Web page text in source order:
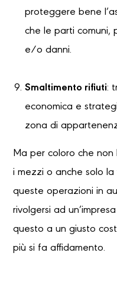
proteggere bene
che le parti comuni,
e/o danni.
Smaltimento rifiuti:
economica e
zona di
Ma per coloro che non
i mezzi o anche solo
queste operazioni in
rivolgersi ad
questo a un giusto
più si fa affidamento.